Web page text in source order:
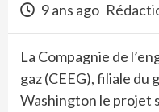
9 ans ago
La Compagnie de
gaz (CEEG), filiale du
Washington le projet